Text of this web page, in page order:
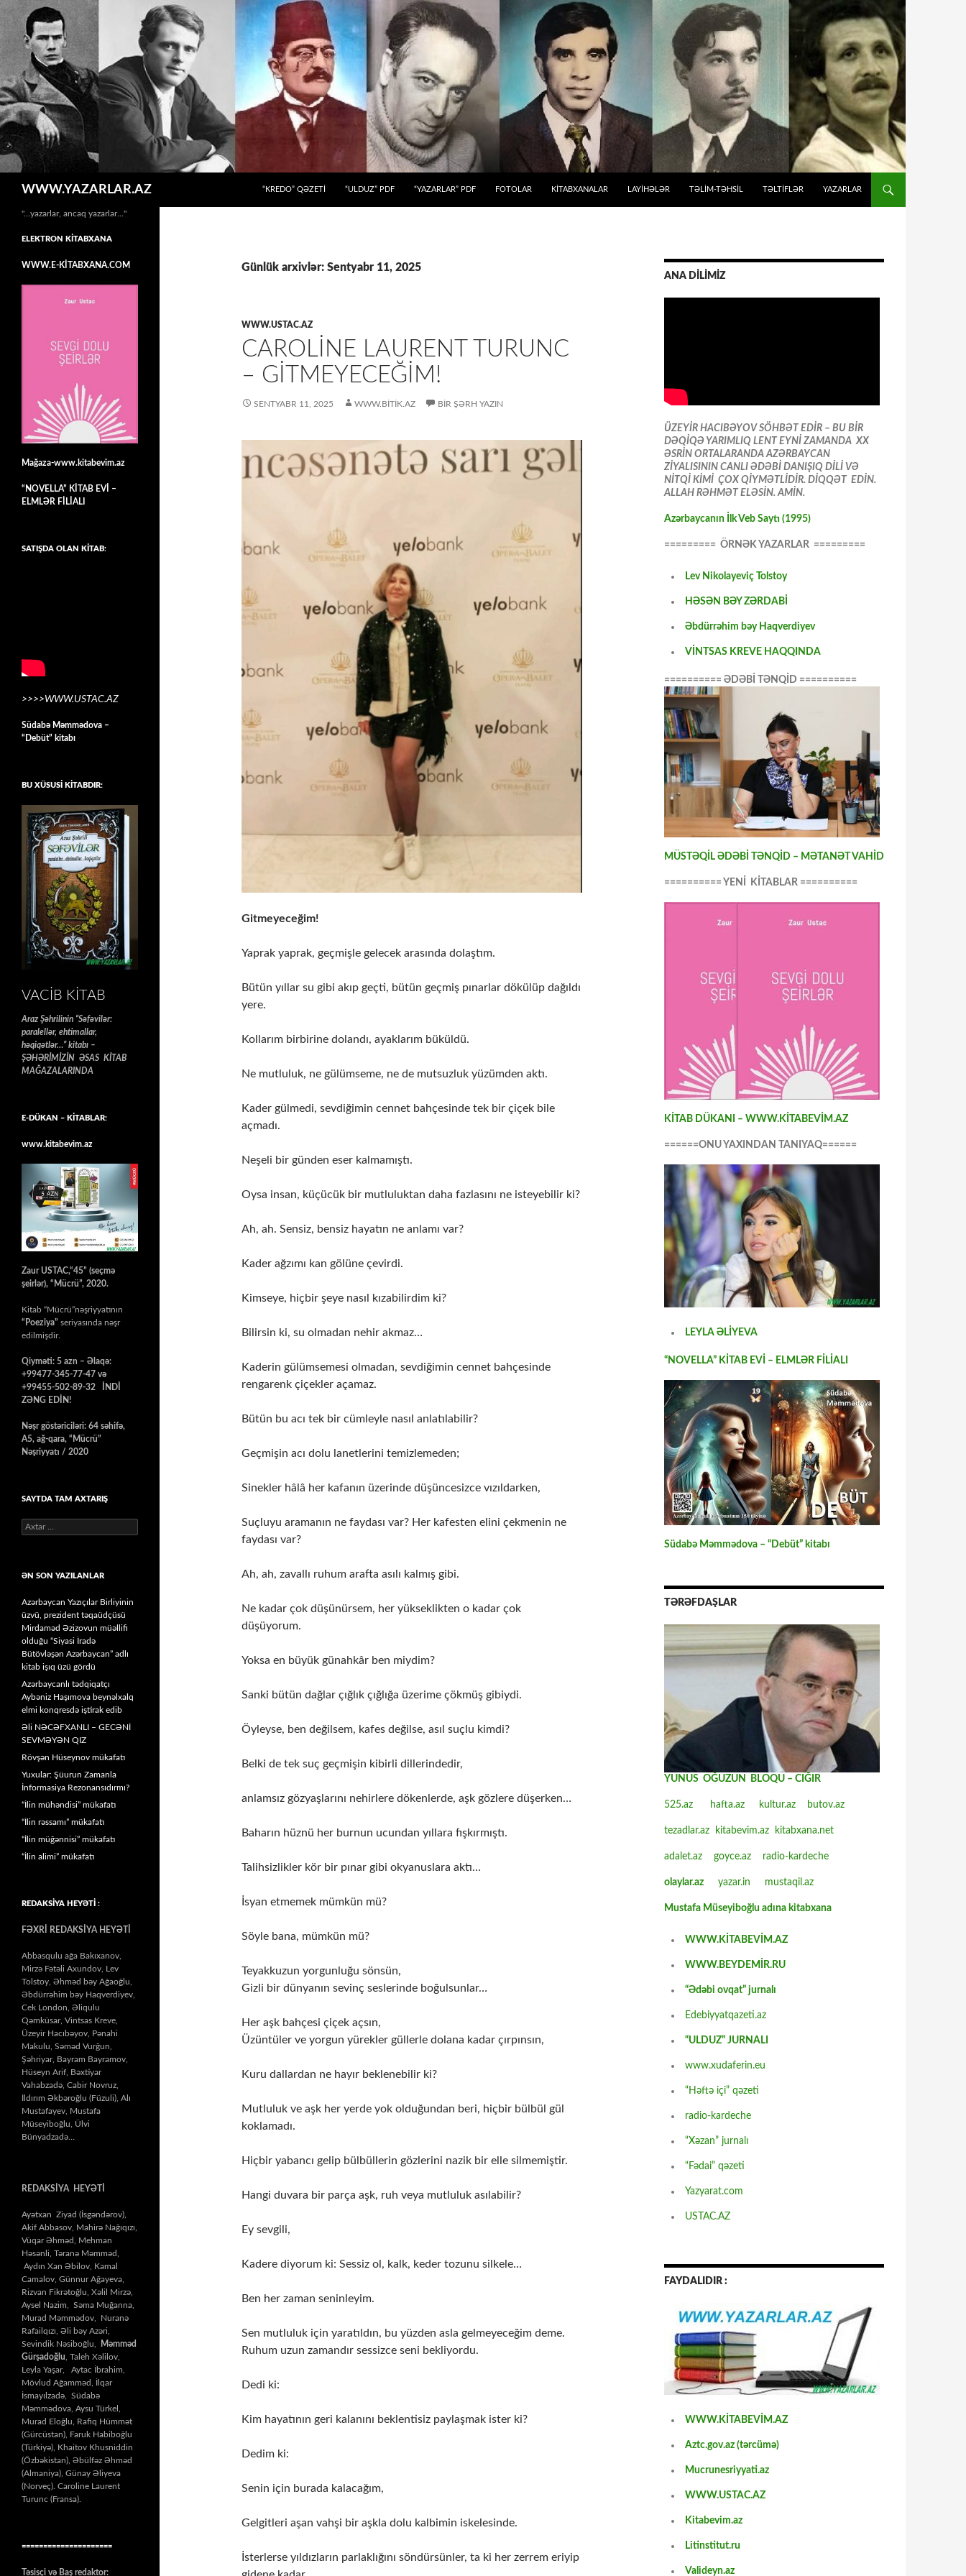
WWW.YAZARLAR.AZ
“KREDO” QƏZETİ
“ULDUZ” PDF “YAZARLAR” PDF FOTOLAR KİTABXANALAR LAYİHƏLƏR TƏLIM-TƏHSIL TƏLTİFLƏR YAZARLAR
Günlük arxivlər: Sentyabr 11, 2025
WWW.USTAC.AZ
CAROLINE LAURENT TURUNC
– GITMEYECEĞIM!
SENTYABR 11, 2025 WWW.BITIK.AZ BIR ŞƏRH YAZIN
Gitmeyeceğim!
Yaprak yaprak, geçmişle gelecek arasında dolaştım.
Bütün yıllar su gibi akıp geçti, bütün geçmiş pınarlar dökülüp dağıldı
yere.
Kollarım birbirine dolandı, ayaklarım büküldü.
Ne mutluluk, ne gülümseme, ne de mutsuzluk yüzümden aktı.
Kader gülmedi, sevdiğimin cennet bahçesinde tek bir çiçek bile
açmadı.
Neşeli bir günden eser kalmamıştı.
Oysa insan, küçücük bir mutluluktan daha fazlasını ne isteyebilir ki?
Ah, ah. Sensiz, bensiz hayatın ne anlamı var?
Kader ağzımı kan gölüne çevirdi.
Kimseye, hiçbir şeye nasıl kızabilirdim ki?
Bilirsin ki, su olmadan nehir akmaz…
Kaderin gülümsemesi olmadan, sevdiğimin cennet bahçesinde
rengarenk çiçekler açamaz.
Bütün bu acı tek bir cümleyle nasıl anlatılabilir?
Geçmişin acı dolu lanetlerini temizlemeden;
Sinekler hâlâ her kafanın üzerinde düşüncesizce vızıldarken,
Suçluyu aramanın ne faydası var? Her kafesten elini çekmenin ne
faydası var?
Ah, ah, zavallı ruhum arafta asılı kalmış gibi.
Ne kadar çok düşünürsem, her yükseklikten o kadar çok
düşüyorum.
Yoksa en büyük günahkâr ben miydim?
Sanki bütün dağlar çığlık çığlığa üzerime çökmüş gibiydi.
Öyleyse, ben değilsem, kafes değilse, asıl suçlu kimdi?
Belki de tek suç geçmişin kibirli dillerindedir,
anlamsız gözyaşlarını nehirlere dökenlerde, aşk gözlere düşerken…
Baharın hüznü her burnun ucundan yıllara fışkırmıştı.
Talihsizlikler kör bir pınar gibi okyanuslara aktı…
İsyan etmemek mümkün mü?
Söyle bana, mümkün mü?
Teyakkuzun yorgunluğu sönsün,
Gizli bir dünyanın sevinç seslerinde boğulsunlar…
Her aşk bahçesi çiçek açsın,
Üzüntüler ve yorgun yürekler güllerle dolana kadar çırpınsın,
Kuru dallardan ne hayır beklenebilir ki?
Mutluluk ve aşk her yerde yok olduğundan beri, hiçbir bülbül gül
koklamadı.
Hiçbir yabancı gelip bülbüllerin gözlerini nazik bir elle silmemiştir.
Hangi duvara bir parça aşk, ruh veya mutluluk asılabilir?
Ey sevgili,
Kadere diyorum ki: Sessiz ol, kalk, keder tozunu silkele…
Ben her zaman seninleyim.
Sen mutluluk için yaratıldın, bu yüzden asla gelmeyeceğim deme.
Ruhum uzun zamandır sessizce seni bekliyordu.
Dedi ki:
Kim hayatının geri kalanını beklentisiz paylaşmak ister ki?
Dedim ki:
Senin için burada kalacağım,
Gelgitleri aşan vahşi bir aşkla dolu kalbimin iskelesinde.
İsterlerse yıldızların parlaklığını söndürsünler, ta ki her zerrem eriyip
ANA DİLİMİZ
ÜZEYİR HACIBƏYOV SÖHBƏT EDİR – BU BİR
DƏQİQƏ YARIMLIQ LENT EYNİ ZAMANDA XX
ƏSRİN ORTALARANDA AZƏRBAYCAN
ZİYALISININ CANLI ƏDƏBİ DANIŞIQ DİLİ VƏ
NİTQİ KİMİ ÇOX QİYMƏTLİDİR. DİQQƏT EDİN.
ALLAH RƏHMƏT ELƏSİN. AMİN.
Azərbaycanın İlk Veb Saytı (1995)
========= ÖRNƏK YAZARLAR =========
Lev Nikolayeviç Tolstoy
HƏSƏN BƏY ZƏRDABİ
Əbdürrəhim bəy Haqverdiyev
VİNTSAS KREVE HAQQINDA
========== ƏDƏBİ TƏNQİD ==========
MÜSTƏQİL ƏDƏBİ TƏNQİD – MƏTANƏT VAHİD
========== YENİ KİTABLAR ==========
KİTAB DÜKANI – WWW.KİTABEVİM.AZ
======ONU YAXINDAN TANIYAQ======
LEYLA ƏLİYEVA
“NOVELLA” KİTAB EVİ – ELMLƏR FİLİALI
Südabə Məmmədova – “Debüt” kitabı
TƏRƏFDAŞLAR
YUNUS OĞUZUN BLOQU – CIĞIR
525.az hafta.az kultur.az butov.az
tezadlar.az kitabevim.az kitabxana.net
adalet.az goyce.az radio-kardeche
olaylar.az yazar.in mustaqil.az
Mustafa Müseyiboğlu adına kitabxana
WWW.KİTABEVİM.AZ
WWW.BEYDEMİR.RU
“Ədəbi ovqat” jurnalı
Edebiyyatqazeti.az
“ULDUZ” JURNALI
www.xudaferin.eu
“Həftə içi” qəzeti
radio-kardeche
“Xəzan” jurnalı
“Fədai” qəzeti
Yazyarat.com
USTAC.AZ
FAYDALIDIR :
WWW.KİTABEVİM.AZ
Aztc.gov.az (tərcümə)
Mucrunesriyyati.az
WWW.USTAC.AZ
Kitabevim.az
Litinstitut.ru
Valideyn.az
"…yazarlar, ancaq yazarlar…"
ELEKTRON KİTABXANA
WWW.E-KİTABXANA.COM
Mağaza-www.kitabevim.az
“NOVELLA” KİTAB EVİ –
ELMLƏR FİLİALI
SATIŞDA OLAN KİTAB:
>>>>WWW.USTAC.AZ
Südabə Məmmədova –
“Debüt” kitabı
BU XÜSUSİ KİTABDIR:
VACIB KITAB
Araz Şəhrilinin “Səfəvilər:
paralellər, ehtimallar,
həqiqətlər…” kitabı –
ŞƏHƏRİMİZİN ƏSAS KİTAB
MAĞAZALARINDA
E-DÜKAN – KİTABLAR:
www.kitabevim.az
Zaur USTAC,“45” (seçmə
şeirlər), “Mücrü”, 2020.
Kitab “Mücrü”nəşriyyatının
“Poeziya” seriyasında nəşr
edilmişdir.
Qiyməti: 5 azn – Əlaqə:
+99477-345-77-47 və
+99455-502-89-32 İNDİ
ZƏNG EDİN!
Nəşr göstəriciləri: 64 səhifə,
A5, ağ-qara, “Mücrü”
Nəşriyyatı / 2020
SAYTDA TAM AXTARIŞ
Axtarış:
ƏN SON YAZILANLAR
Azərbaycan Yazıçılar Birliyinin
üzvü, prezident təqaüdçüsü
Mirdaməd Əzizovun müəllifi
olduğu “Siyasi İradə
Bütövləşən Azərbaycan” adlı
kitab işıq üzü gördü
Azərbaycanlı tədqiqatçı
Aybəniz Haşımova beynəlxalq
elmi konqresdə iştirak edib
Əli NƏCƏFXANLI – GECƏNİ
SEVMƏYƏN QIZ
Rövşən Hüseynov mükafatı
Yuxular: Şüurun Zamanla
İnformasiya Rezonansıdırmı?
“İlin mühəndisi” mükafatı
“İlin rəssamı” mükafatı
“İlin müğənnisi” mükafatı
“İlin alimi” mükafatı
REDAKSİYA HEYƏTİ :
FƏXRİ REDAKSİYA HEYƏTİ
Abbasqulu ağa Bakıxanov,
Mirzə Fətəli Axundov, Lev
Tolstoy, Əhməd bəy Ağaoğlu,
Əbdürrəhim bəy Haqverdiyev,
Cek London, Əliqulu
Qəmküsar, Vintsas Kreve,
Üzeyir Hacıbəyov, Pənahi
Makulu, Səməd Vurğun,
Şəhriyar, Bayram Bayramov,
Hüseyn Arif, Bəxtiyar
Vahabzadə, Cabir Novruz,
İldırım Əkbəroğlu (Füzuli), Alı
Mustafayev, Mustafa
Müseyiboğlu, Ülvi
Bünyadzadə…
REDAKSİYA HEYƏTİ
Ayətxan Ziyad (İsgəndərov),
Akif Abbasov, Mahirə Nağıqızı,
Vüqar Əhməd, Mehman
Həsənli, Təranə Məmməd,
Aydın Xan Əbilov, Kamal
Camalov, Günnur Ağayeva,
Rizvan Fikrətoğlu, Xəlil Mirzə,
Aysel Nazim, Səma Muğanna,
Murad Məmmədov, Nuranə
Rafailqızı, Əli bəy Azəri,
Sevindik Nəsiboğlu,
Məmməd
Gürşadoğlu , Taleh Xəlilov,
Leyla Yaşar, Aytac İbrahim,
Mövlud Ağamməd, İlqar
İsmayılzadə, Südabə
Məmmədova, Aysu Türkel,
Murad Eloğlu, Rafiq Hümmət
(Gürcüstan), Faruk Habiboğlu
(Türkiyə), Khaitov Khusniddin
(Özbəkistan), Əbülfəz Əhməd
(Almaniya), Günay Əliyeva
(Norveç). Caroline Laurent
Turunc (Fransa).
=====================
Təsisçi və Baş redaktor: